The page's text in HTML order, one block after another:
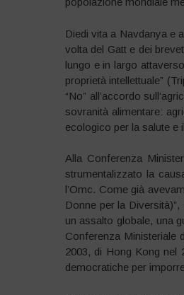
Diedi vita a Navdanya e
volta del Gatt e dei
lungo e in largo
proprietà intellettuale”
“No” all’accordo
sovranità alimentare:
ecologico per la salute e
Alla Conferenza
strumentalizzato la
l’Omc. Come già
Donne per la
un assalto globale, una
Conferenza Ministeriale
2003, di Hong Kong nel
democratiche per